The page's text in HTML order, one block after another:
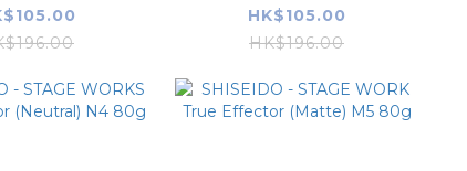
SOFT WAX
3
AQUA GLOSS WAX 1
HK$105.00
HK$196.00